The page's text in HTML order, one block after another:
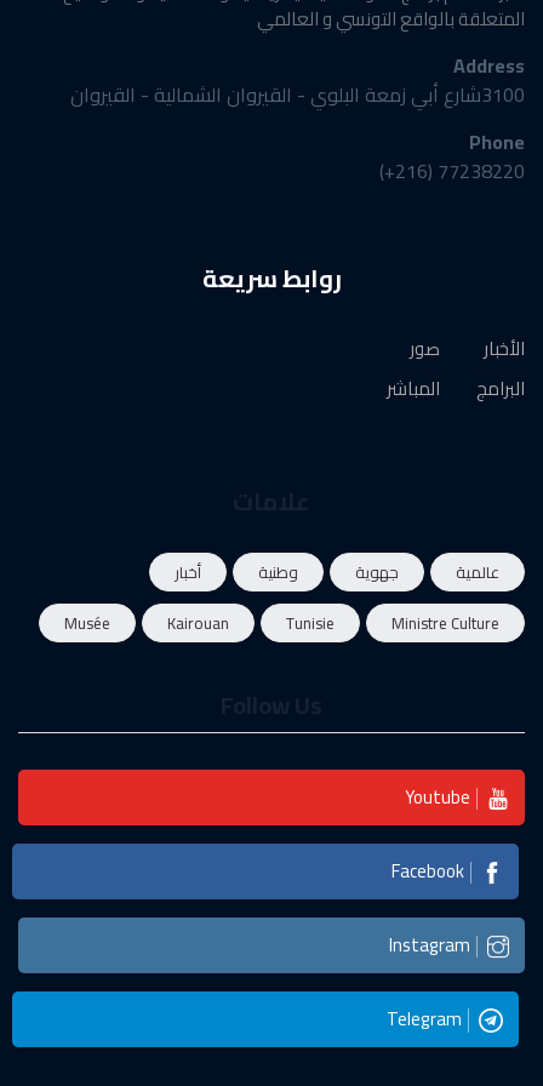
المتعلقة بالواقع التونسي و العالمي
Address
3100شارع أبي زمعة البلوي - القيروان الشمالية - القيروان
Phone
77238220 (216+)
روابط سريعة
الأخبار
البرامج
صور
المباشر
عالمية جهوية وطنية
أخبار
Ministre Culture
Tunisie
Kairouan
Musée
Youtube
Facebook
Instagram
Telegram